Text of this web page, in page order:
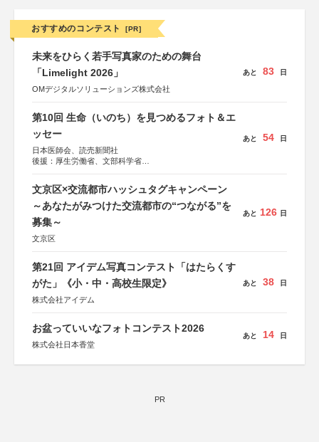
おすすめのコンテスト [PR]
未来をひらく若手写真家のための舞台
「Limelight 2026」
OMデジタルソリューションズ株式会社
あと 83 日
第10回 生命（いのち）を見つめるフォト＆エ
ッセー
日本医師会、読売新聞社
後援：厚生労働省、文部科学省
しん生命保険株式会社
あと 54 日
文京区×交流都市ハッシュタグキャンペーン
～あなたがみつけた交流都市の“つながる”を
募集～
文京区
あと 126 日
第21回 アイデム写真コンテスト「はたらくす
がた」《小・中・高校生限定》
株式会社アイデム
あと 38 日
お盆っていいなフォトコンテスト2026
株式会社日本香堂
あと 14 日
PR